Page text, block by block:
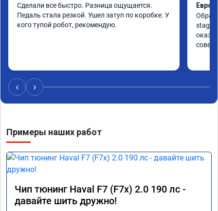
Сделали все быстро. Разница ощущается.
Педаль стала резкой. Ушел затуп по коробке. У
кого тупой робот, рекомендую.
Евро
stage
‹ ›
Примеры наших работ
Чип тюнинг Haval F7 (F7x) 2.0 190 лс -
давайте шить дружно!